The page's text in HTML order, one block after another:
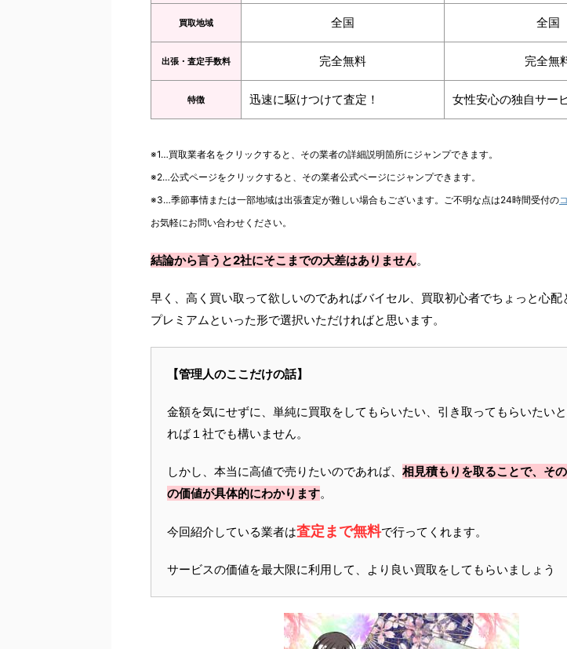
買取地域 全国 全国
出張・査定手数料 完全無料 完全無
特徴 迅速に駆けつけて査定！ 女性安心の独自サー
※1…買取業者名をクリックすると、その業者の詳細説明箇所にジャンプできます。
※2…公式ページをクリックすると、その業者公式ページにジャンプできます。
※3…季節事情または一部地域は出張査定が難しい場合もございます。ご不明な点は24時間受付の
お気軽にお問い合わせください。
結論から言うと2社にそこまでの大差はありません。
早く、高く買い取って欲しいのであればバイセル、買取初心者でちょっと心配
プレミアムといった形で選択いただければと思います。
【管理人のここだけの話】
金額を気にせずに、単純に買取をしてもらいたい、引き取ってもらいたい
れば１社でも構いません。
しかし、本当に高値で売りたいのであれば、 相見積もりを取ることで、そ
の価値が具体的にわかります。
今回紹介している業者は査定まで無料で行ってくれます。
サービスの価値を最大限に利用して、より良い買取をしてもらいましょう